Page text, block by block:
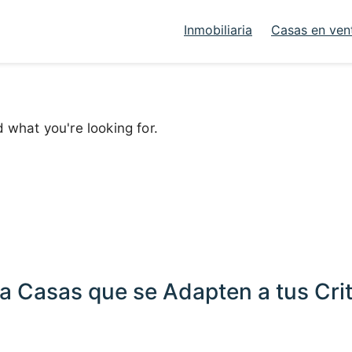
Inmobiliaria Casas en
what you're looking for.
Casas que se Adapten a tus